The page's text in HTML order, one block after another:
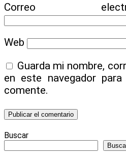
Correo
Web
Guarda mi nombre,
en este navegador
comente.
Buscar